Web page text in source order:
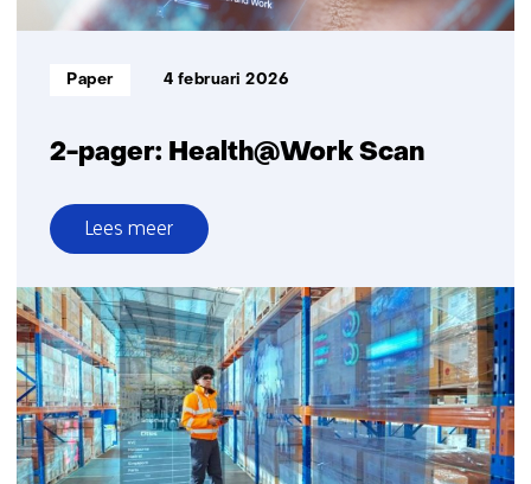
2-pager: Health@Work Scan
Informatietype:
Paper 4 februari 2026
Lees meer
over
2-
pager:
Health@Work
Scan